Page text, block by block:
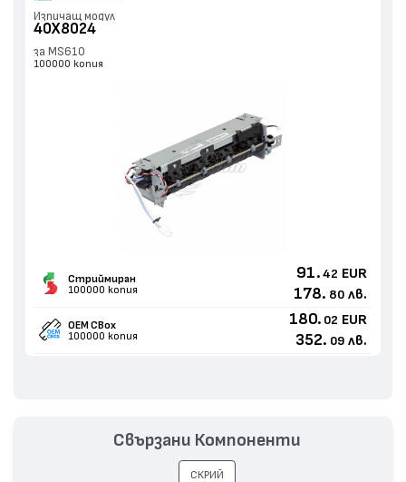
Изпичащ модул
40X8024
за MS610
100000 копия
Стриймиран
100000 копия
91. 42 EUR
178. 80 лв.
OEM CBox
100000 копия
180. 02 EUR
352. 09 лв.
Свързани Компоненти
СКРИЙ